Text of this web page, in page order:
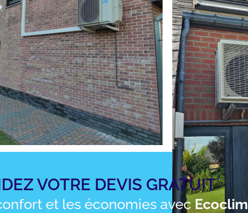
VOTRE DEVIS GRATUIT
et les économies avecEcoclim